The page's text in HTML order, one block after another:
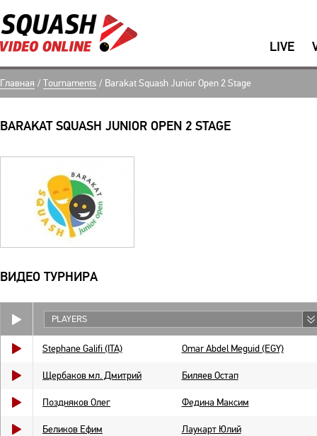
LIVE
Главная / Тournaments / Barakat Squash Junior Open 2 Stage
BARAKAT SQUASH JUNIOR OPEN 2 STAGE
ВИДЕО ТУРНИРА
PLAYERS
Stephane Galifi (ITA) Omar Abdel Meguid (EGY)
Щербаков мл. Дмитрий Биляев Остап
Поздняков Олег Федина Максим
Беликов Ефим Лаукарт Юлий